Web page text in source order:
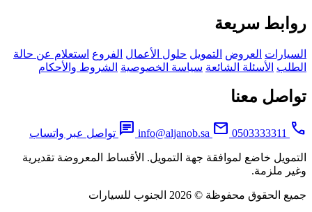
سريعة
العروض التمويل حلول الأعمال الفروع استعلام عن حالة
الأسئلة الشائعة سياسة الخصوصية الشروط والأحكام
معنا
0503333311
mail
info@aljanob.sa
chatتواصل عبر واتساب
خاضع لموافقة جهة التمويل. الأقساط المعروضة تقديرية
ملزمة.
محفوظة © 2026 الجنوب للسيارات